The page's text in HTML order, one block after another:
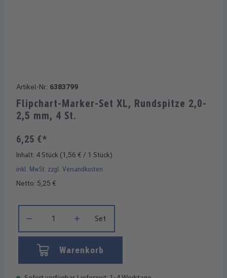
Artikel-Nr.: 6383799
Flipchart-Marker-Set XL, Rundspitze 2,0-
2,5 mm, 4 St.
6,25 €*
Inhalt: 4 Stück (1,56 € / 1 Stück)
inkl. MwSt. zzgl. Versandkosten
Netto: 5,25 €
Set
Warenkorb